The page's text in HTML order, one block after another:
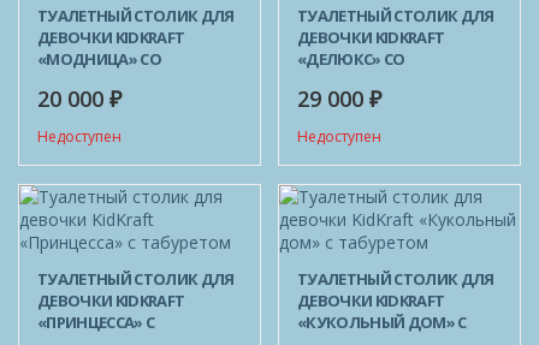
ТУАЛЕТНЫЙ СТОЛИК ДЛЯ
ДЕВОЧКИ KIDKRAFT
«МОДНИЦА» СО
20 000 ₽
Недоступен
ТУАЛЕТНЫЙ СТОЛИК ДЛЯ
ДЕВОЧКИ KIDKRAFT
«ДЕЛЮКС» СО
29 000 ₽
Недоступен
ТУАЛЕТНЫЙ СТОЛИК ДЛЯ
ДЕВОЧКИ KIDKRAFT
«ПРИНЦЕССА» С
ТУАЛЕТНЫЙ СТОЛИК ДЛЯ
ДЕВОЧКИ KIDKRAFT
«КУКОЛЬНЫЙ ДОМ» С